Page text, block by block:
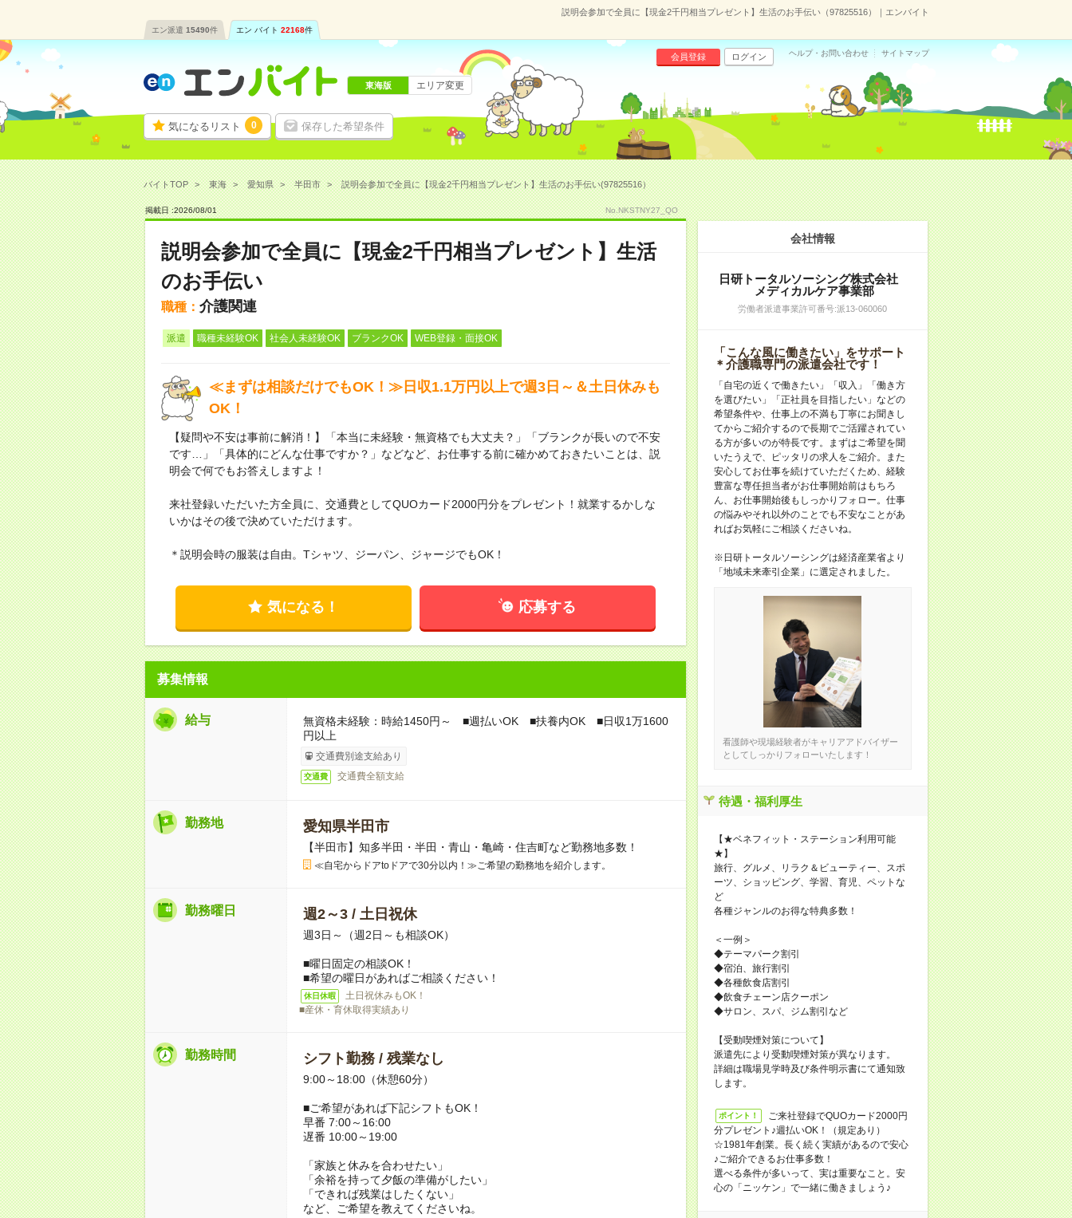
説明会参加で全員に【現金2千円相当プレゼント】生活のお手伝い（97825516）｜エンバイト
エン派遣 15490件 エン バイト 22168件
気になるリスト 0 保存した希望条件
会員登録 ログイン ヘルプ・お問い合わせ サイトマップ
東海版 エリア変更
バイトTOP 東海 愛知県 半田市 説明会参加で全員に【現金2千円相当プレゼント】生活のお手伝い(97825516）
掲載日 :2026/08/01 No.NKSTNY27_QO
説明会参加で全員に【現金2千円相当プレゼント】生活
のお手伝い
職種： 介護関連
派遣 職種未経験OK 社会人未経験OK ブランクOK WEB登録・面接OK
≪まずは相談だけでもOK！≫日収1.1万円以上で週3日～＆土日休みも
OK！
【疑問や不安は事前に解消！】「本当に未経験・無資格でも大丈夫？」「ブランクが長いので不安
です…」「具体的にどんな仕事ですか？」などなど、お仕事する前に確かめておきたいことは、説
明会で何でもお答えしますよ！
来社登録いただいた方全員に、交通費としてQUOカード2000円分をプレゼント！就業するかしな
いかはその後で決めていただけます。
＊説明会時の服装は自由。Tシャツ、ジーパン、ジャージでもOK！
気になる！ 応募する
募集情報
給与
無資格未経験：時給1450円～ ■週払いOK ■扶養内OK ■日収1万1600
円以上
交通費別途支給あり
交通費 交通費全額支給
勤務地 愛知県半田市
【半田市】知多半田・半田・青山・亀崎・住吉町など勤務地多数！
≪自宅からドアtoドアで30分以内！≫ご希望の勤務地を紹介します。
勤務曜日 週2～3 / 土日祝休
週3日～（週2日～も相談OK）
■曜日固定の相談OK！
■希望の曜日があればご相談ください！
休日休暇
土日祝休みもOK！
■産休・育休取得実績あり
勤務時間 シフト勤務 / 残業なし
9:00～18:00（休憩60分）
■ご希望があれば下記シフトもOK！
早番 7:00～16:00
遅番 10:00～19:00
「家族と休みを合わせたい」
「余裕を持って夕飯の準備がしたい」
「できれば残業はしたくない」
など、ご希望を教えてくださいね。
会社情報
日研トータルソーシング株式会社
メディカルケア事業部
労働者派遣事業許可番号:派13-060060
「こんな風に働きたい」をサポート
＊介護職専門の派遣会社です！
「自宅の近くで働きたい」「収入」「働き方
を選びたい」「正社員を目指したい」などの
希望条件や、仕事上の不満も丁寧にお聞きし
てからご紹介するので長期でご活躍されてい
る方が多いのが特長です。まずはご希望を聞
いたうえで、ピッタリの求人をご紹介。また
安心してお仕事を続けていただくため、経験
豊富な専任担当者がお仕事開始前はもちろ
ん、お仕事開始後もしっかりフォロー。仕事
の悩みやそれ以外のことでも不安なことがあ
ればお気軽にご相談くださいね。
※日研トータルソーシングは経済産業省より
「地域未来牽引企業」に選定されました。
看護師や現場経験者がキャリアアドバイザー
としてしっかりフォローいたします！
待遇・福利厚生
【★ベネフィット・ステーション利用可能
★】
旅行、グルメ、リラク＆ビューティー、スポ
ーツ、ショッピング、学習、育児、ペットな
ど
各種ジャンルのお得な特典多数！
＜一例＞
◆テーマパーク割引
◆宿泊、旅行割引
◆各種飲食店割引
◆飲食チェーン店クーポン
◆サロン、スパ、ジム割引など
【受動喫煙対策について】
派遣先により受動喫煙対策が異なります。
詳細は職場見学時及び条件明示書にて通知致
します。
ポイント！
ご来社登録でQUOカード2000円
分プレゼント♪週払いOK！（規定あり）
☆1981年創業。長く続く実績があるので安心
♪ご紹介できるお仕事多数！
選べる条件が多いって、実は重要なこと。安
心の「ニッケン」で一緒に働きましょう♪